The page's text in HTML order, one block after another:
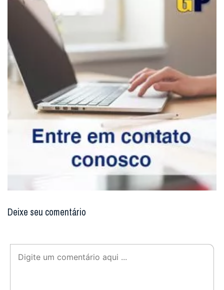
Deixe seu comentário